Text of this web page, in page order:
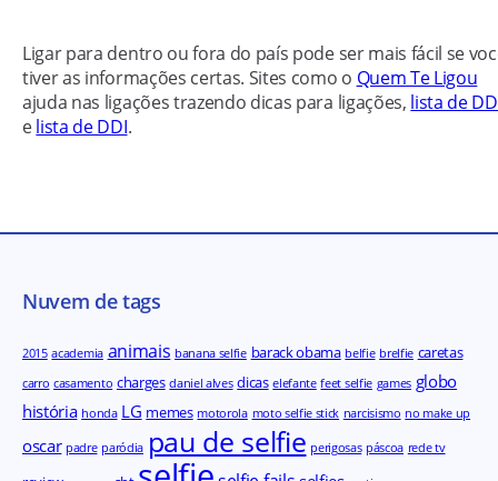
Ligar para dentro ou fora do país pode ser mais fácil se
tiver as informações certas. Sites como o Quem Te Ligou
ajuda nas ligações trazendo dicas para ligações, lista de
elista de DDI.
Nuvem de tags
2015 academia animais banana selfie barack obama belfie brelfie caretas
carro casamento charges daniel alves dicas elefante feet selfie games globo
história honda LG memes motorola moto selfie stick narcisismo no make up
oscar padre paródia pau de selfie perigosas páscoa rede tv